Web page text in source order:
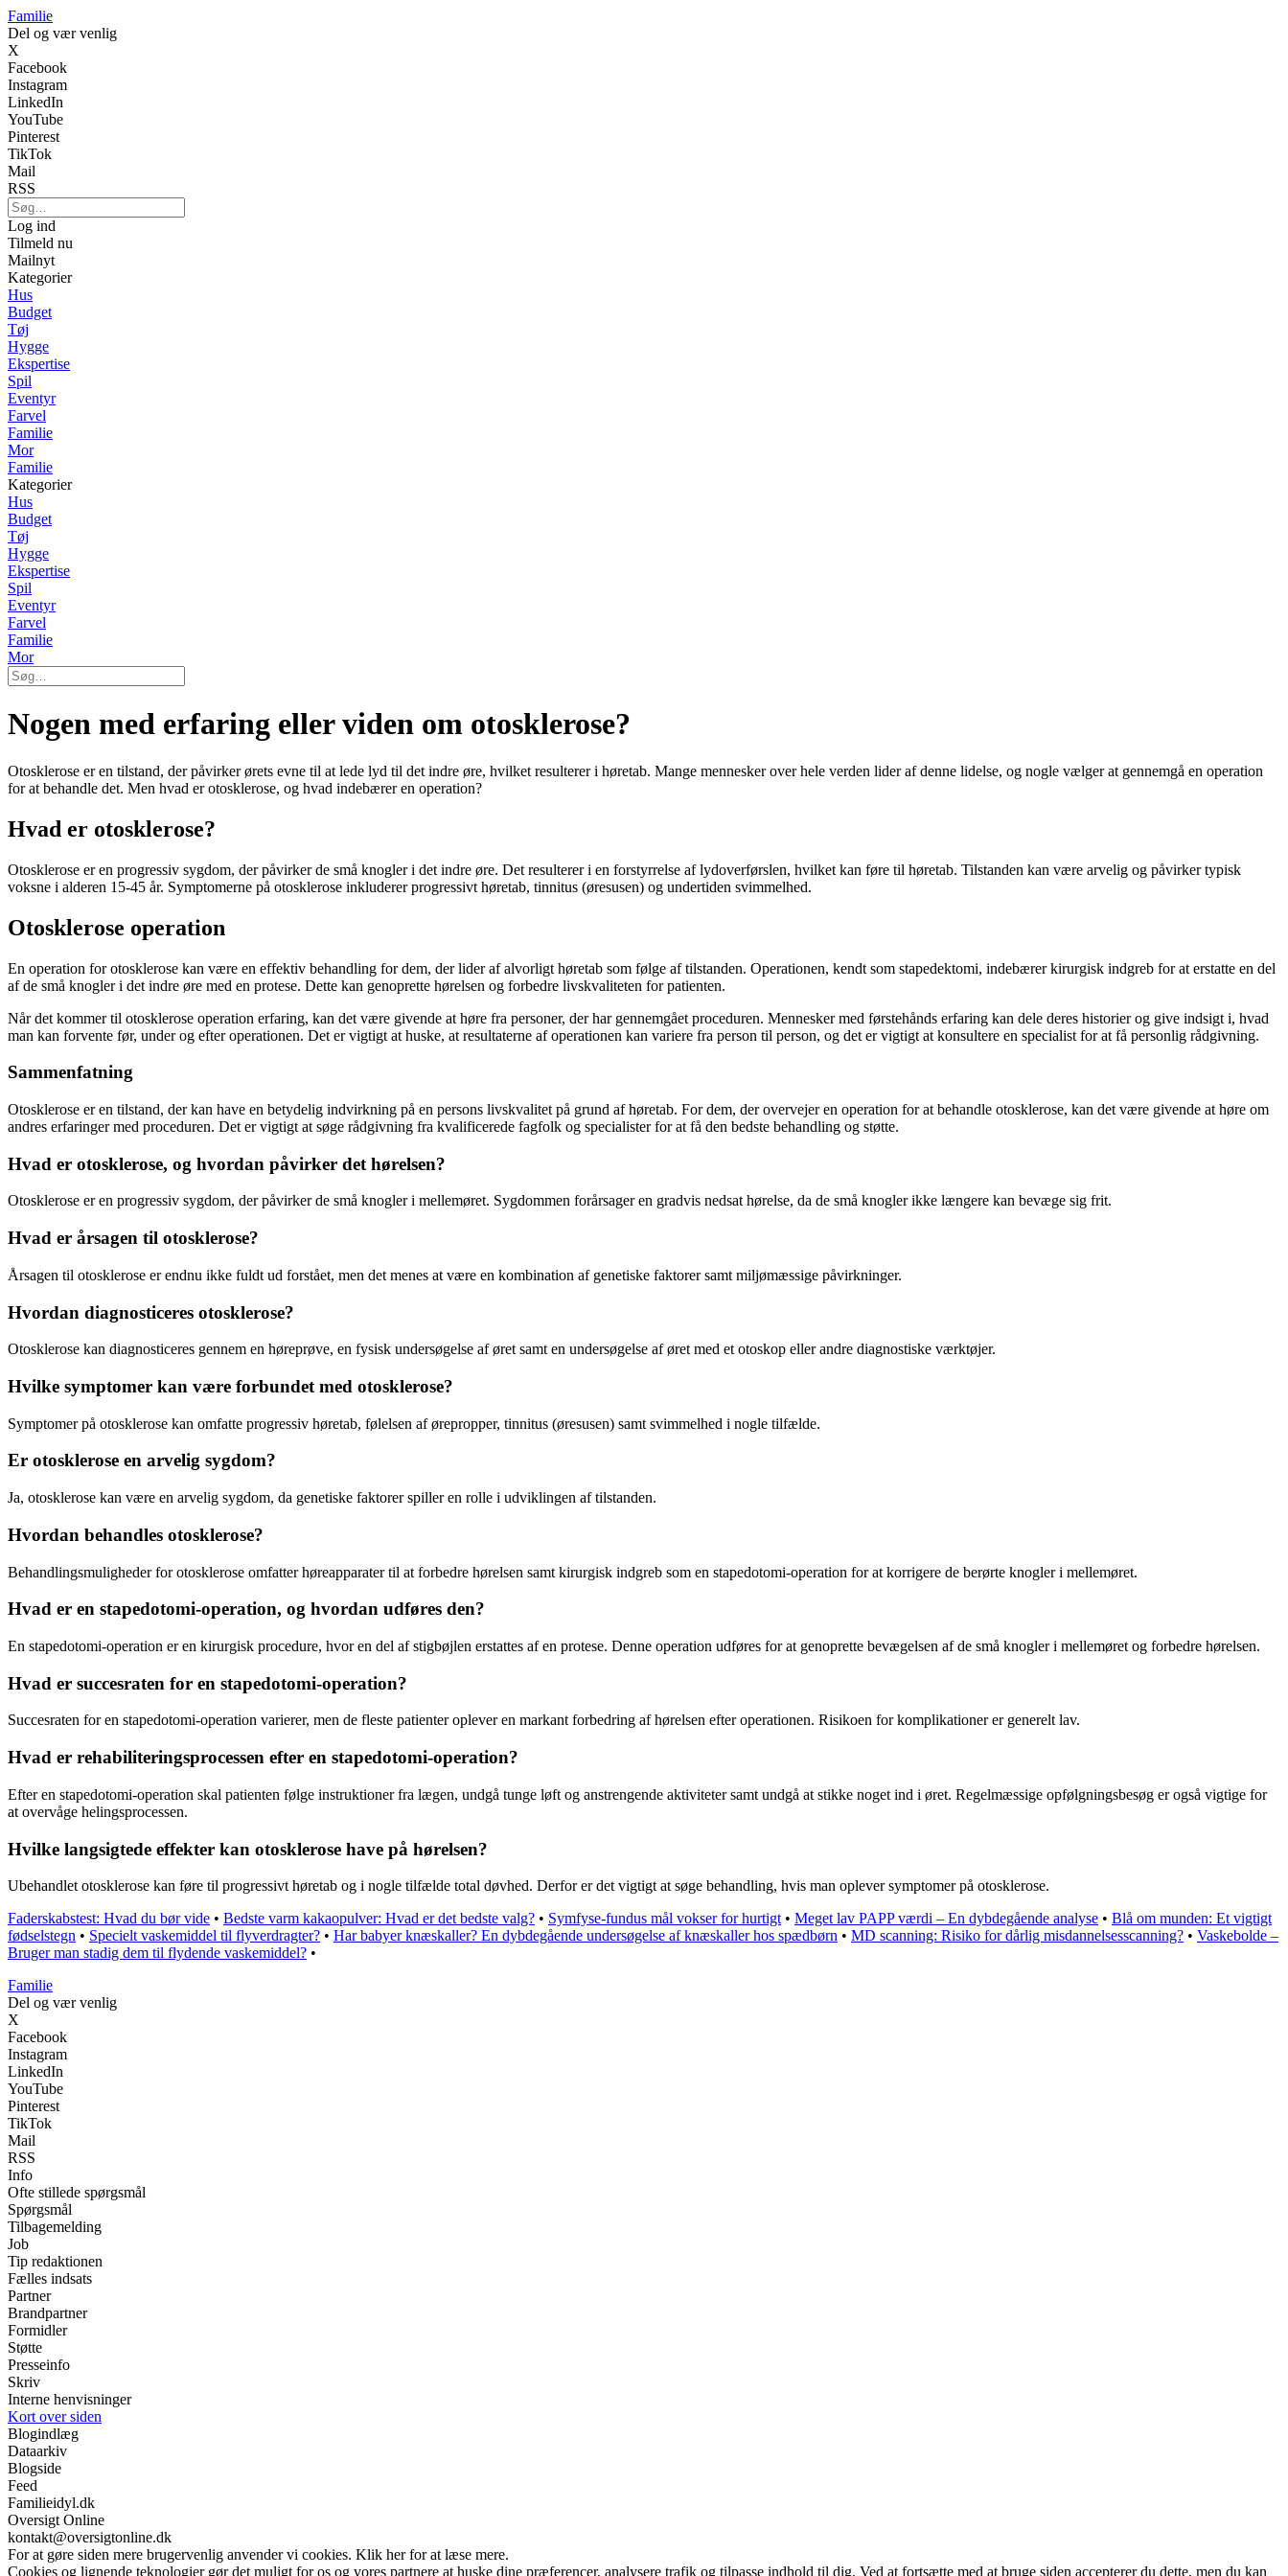
Familie
Del og vær venlig
X
Facebook
Instagram
LinkedIn
YouTube
Pinterest
TikTok
Mail
RSS
Log ind
Tilmeld nu
Mailnyt
Kategorier
Hus
Budget
Tøj
Hygge
Ekspertise
Spil
Eventyr
Farvel
Familie
Mor
Familie
Kategorier
Hus
Budget
Tøj
Hygge
Ekspertise
Spil
Eventyr
Farvel
Familie
Mor
Nogen med erfaring eller viden om otosklerose?
Otosklerose er en tilstand, der påvirker ørets evne til at lede lyd til det indre øre, hvilket resulterer i høretab. Mange mennesker over hele verden lider af denne lidelse, og nogle vælger at gennemgå en operation
for at behandle det. Men hvad er otosklerose, og hvad indebærer en operation?
Hvad er otosklerose?
Otosklerose er en progressiv sygdom, der påvirker de små knogler i det indre øre. Det resulterer i en forstyrrelse af lydoverførslen, hvilket kan føre til høretab. Tilstanden kan være arvelig og påvirker typisk
voksne i alderen 15-45 år. Symptomerne på otosklerose inkluderer progressivt høretab, tinnitus (øresusen) og undertiden svimmelhed.
Otosklerose operation
En operation for otosklerose kan være en effektiv behandling for dem, der lider af alvorligt høretab som følge af tilstanden. Operationen, kendt som stapedektomi, indebærer kirurgisk indgreb for at erstatte en del
af de små knogler i det indre øre med en protese. Dette kan genoprette hørelsen og forbedre livskvaliteten for patienten.
Når det kommer til otosklerose operation erfaring, kan det være givende at høre fra personer, der har gennemgået proceduren. Mennesker med førstehånds erfaring kan dele deres historier og give indsigt i, hvad
man kan forvente før, under og efter operationen. Det er vigtigt at huske, at resultaterne af operationen kan variere fra person til person, og det er vigtigt at konsultere en specialist for at få personlig rådgivning.
Sammenfatning
Otosklerose er en tilstand, der kan have en betydelig indvirkning på en persons livskvalitet på grund af høretab. For dem, der overvejer en operation for at behandle otosklerose, kan det være givende at høre om
andres erfaringer med proceduren. Det er vigtigt at søge rådgivning fra kvalificerede fagfolk og specialister for at få den bedste behandling og støtte.
Hvad er otosklerose, og hvordan påvirker det hørelsen?
Otosklerose er en progressiv sygdom, der påvirker de små knogler i mellemøret. Sygdommen forårsager en gradvis nedsat hørelse, da de små knogler ikke længere kan bevæge sig frit.
Hvad er årsagen til otosklerose?
Årsagen til otosklerose er endnu ikke fuldt ud forstået, men det menes at være en kombination af genetiske faktorer samt miljømæssige påvirkninger.
Hvordan diagnosticeres otosklerose?
Otosklerose kan diagnosticeres gennem en høreprøve, en fysisk undersøgelse af øret samt en undersøgelse af øret med et otoskop eller andre diagnostiske værktøjer.
Hvilke symptomer kan være forbundet med otosklerose?
Symptomer på otosklerose kan omfatte progressiv høretab, følelsen af ørepropper, tinnitus (øresusen) samt svimmelhed i nogle tilfælde.
Er otosklerose en arvelig sygdom?
Ja, otosklerose kan være en arvelig sygdom, da genetiske faktorer spiller en rolle i udviklingen af tilstanden.
Hvordan behandles otosklerose?
Behandlingsmuligheder for otosklerose omfatter høreapparater til at forbedre hørelsen samt kirurgisk indgreb som en stapedotomi-operation for at korrigere de berørte knogler i mellemøret.
Hvad er en stapedotomi-operation, og hvordan udføres den?
En stapedotomi-operation er en kirurgisk procedure, hvor en del af stigbøjlen erstattes af en protese. Denne operation udføres for at genoprette bevægelsen af de små knogler i mellemøret og forbedre hørelsen.
Hvad er succesraten for en stapedotomi-operation?
Succesraten for en stapedotomi-operation varierer, men de fleste patienter oplever en markant forbedring af hørelsen efter operationen. Risikoen for komplikationer er generelt lav.
Hvad er rehabiliteringsprocessen efter en stapedotomi-operation?
Efter en stapedotomi-operation skal patienten følge instruktioner fra lægen, undgå tunge løft og anstrengende aktiviteter samt undgå at stikke noget ind i øret. Regelmæssige opfølgningsbesøg er også vigtige for
at overvåge helingsprocessen.
Hvilke langsigtede effekter kan otosklerose have på hørelsen?
Ubehandlet otosklerose kan føre til progressivt høretab og i nogle tilfælde total døvhed. Derfor er det vigtigt at søge behandling, hvis man oplever symptomer på otosklerose.
Faderskabstest: Hvad du bør vide • Bedste varm kakaopulver: Hvad er det bedste valg? • Symfyse-fundus mål vokser for hurtigt • Meget lav PAPP værdi – En dybdegående analyse • Blå om munden: Et vigtigt
fødselstegn • Specielt vaskemiddel til flyverdragter? • Har babyer knæskaller? En dybdegående undersøgelse af knæskaller hos spædbørn • MD scanning: Risiko for dårlig misdannelsesscanning? • Vaskebolde –
Bruger man stadig dem til flydende vaskemiddel? •
Familie
Del og vær venlig
X
Facebook
Instagram
LinkedIn
YouTube
Pinterest
TikTok
Mail
RSS
Info
Ofte stillede spørgsmål
Spørgsmål
Tilbagemelding
Job
Tip redaktionen
Fælles indsats
Partner
Brandpartner
Formidler
Støtte
Presseinfo
Skriv
Interne henvisninger
Kort over siden
Blogindlæg
Dataarkiv
Blogside
Feed
Familieidyl.dk
Oversigt Online
kontakt@oversigtonline.dk
For at gøre siden mere brugervenlig anvender vi cookies. Klik her for at læse mere.
Cookies og lignende teknologier gør det muligt for os og vores partnere at huske dine præferencer, analysere trafik og tilpasse indhold til dig. Ved at fortsætte med at bruge siden accepterer du dette, men du kan